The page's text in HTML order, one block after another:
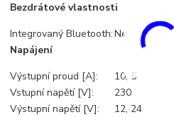
Bezdrátové vlastnosti
Integrovaný Bluetooth:Ne
Napájení
Výstupní proud [A]:
10, 5
Vstupní napětí [V]:
230
Výstupní napětí [V]:
12, 24